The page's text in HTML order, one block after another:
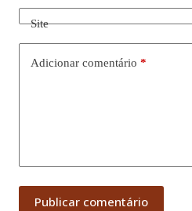
Site
Adicionar comentário *
Publicar comentário